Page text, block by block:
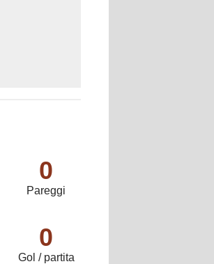
0
Pareggi
0
Gol / partita